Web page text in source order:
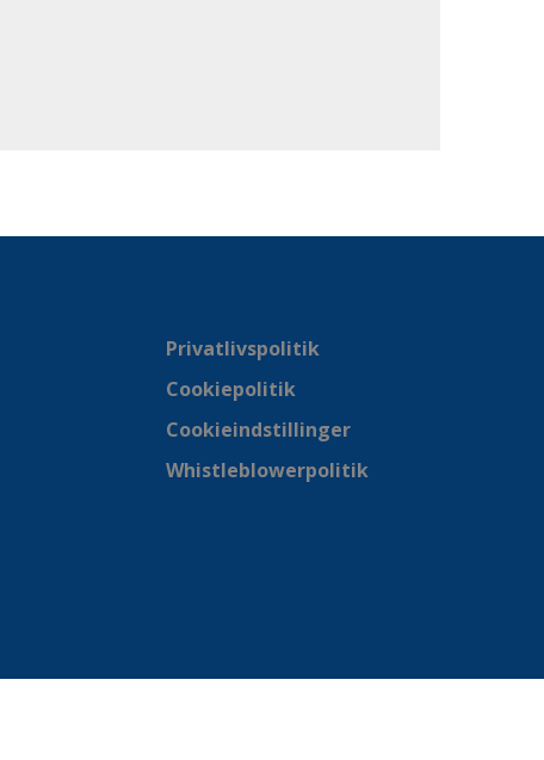
Privatlivspolitik
Cookiepolitik
Cookieindstillinger
Whistleblowerpolitik